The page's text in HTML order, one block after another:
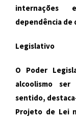
internações
dependência de
Legislativo
O Poder
alcoolismo
sentido,
Projeto de Lei